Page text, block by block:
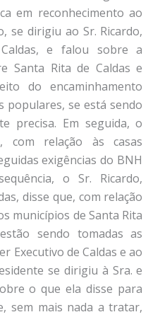
em reconhecimento ao
se dirigiu ao Sr. Ricardo,
e falou sobre a
Santa Rita de Caldas e
do encaminhamento
populares, se está sendo
precisa. Em seguida, o
com relação às casas
exigências do BNH
o Sr. Ricardo,
disse que, com relação
municípios de Santa Rita
sendo tomadas as
Executivo de Caldas e ao
se dirigiu à Sra. e
o que ela disse para
sem mais nada a tratar,